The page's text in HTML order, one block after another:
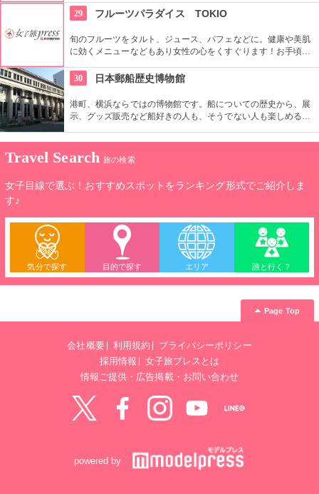
またお正月と4月8日にご開帳される、重要文化財の秘仏「清涼
寺式釈迦如来立像」も必見です。
29 フルーツパラダイス TOKIO
旬のフルーツをタルト、ジュース、パフェなどに。健康や美肌
に効くメニューなどもあり女性の心をくすぐります！お手頃価
ひとり様でも入りやすいです。
30 日本郵船歴史博物館
港町、横浜ならではの博物館です。船についての歴史から、展
示、グッズ販売など船好きの人も、そうでない人も楽しめる場
Travel Search 旅の検索
女子目線で選ぶ！おすすめスポットをランキング形式でご紹介しま
す♪
気分で探す 目的で探す エリア 誰と行く？
Page Top
会社概要 利用規約
プライバシーポリシー
採用情報
女子旅プレスとは
情報ご提供・広告掲載・お問い合わせ
powered by